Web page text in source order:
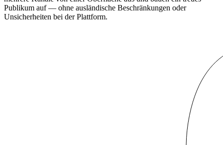
Publikum auf — ohne ausländische Beschränkungen oder
Unsicherheiten bei der Plattform.